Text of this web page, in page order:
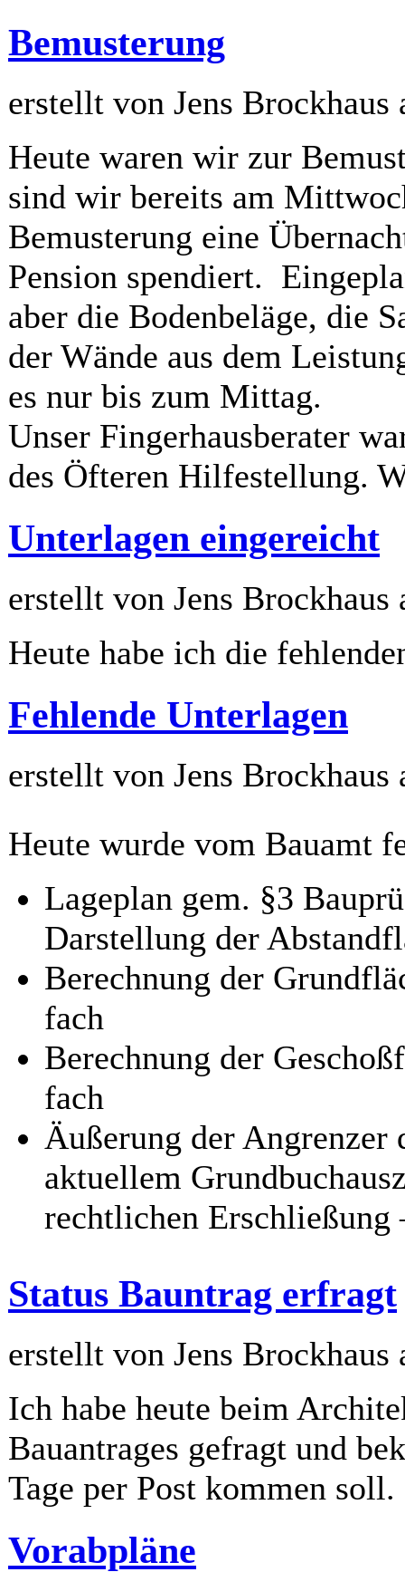
Bemusterung
erstellt von Jens Brockhaus
Heute waren wir zur
sind wir bereits am
Bemusterung eine
Pension spendiert.
aber die Bodenbeläge, die
der Wände aus dem
es nur bis zum Mittag.
Unser Fingerhausberater
des Öfteren Hilfestellung.
Unterlagen eingereicht
erstellt von Jens Brockhaus
Heute habe ich die
Fehlende Unterlagen
erstellt von Jens Brockhaus
Heute wurde vom Bauamt
Lageplan gem. §3
Darstellung der
Berechnung der
fach
Berechnung der
fach
Äußerung der
aktuellem
rechtlichen Erschließung
Status Bauntrag erfragt
erstellt von Jens Brockhaus
Ich habe heute beim
Bauantrages gefragt und
Tage per Post kommen soll.
Vorabpläne